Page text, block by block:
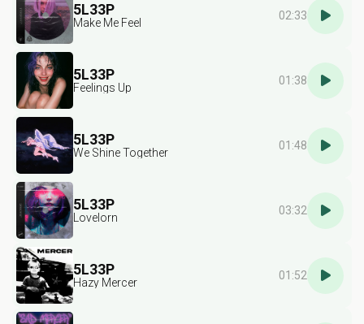
5L33P
Make Me Feel
02:33
5L33P
Feelings Up
01:38
5L33P
We Shine Together
01:48
5L33P
Lovelorn
03:32
5L33P
Hazy Mercer
01:52